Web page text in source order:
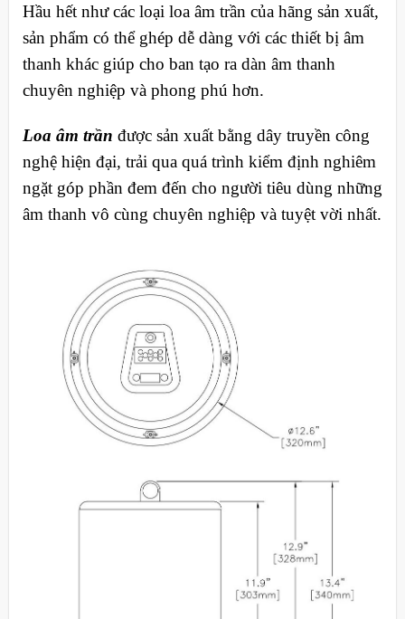
Hầu hết như các loại loa âm trần của hãng sản xuất,
sản phẩm có thể ghép dễ dàng với các thiết bị âm
thanh khác giúp cho ban tạo ra dàn âm thanh
chuyên nghiệp và phong phú hơn.
Loa âm trần được sản xuất bằng dây truyền công
nghệ hiện đại, trải qua quá trình kiểm định nghiêm
ngặt góp phần đem đến cho người tiêu dùng những
âm thanh vô cùng chuyên nghiệp và tuyệt vời nhất.